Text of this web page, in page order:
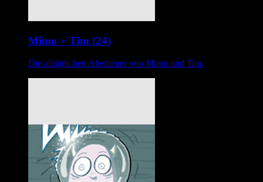
Mimo + Tim (24)
Die alltäglichen Abenteuer von Mimo und Tim.